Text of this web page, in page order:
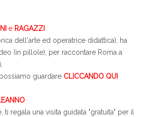
e RAGAZZI
dell'arte ed operatrice didattica), ha
(in pillole), per raccontare Roma a
guardare CLICCANDO QUI
ti regala una visita guidata "gratuita" per il